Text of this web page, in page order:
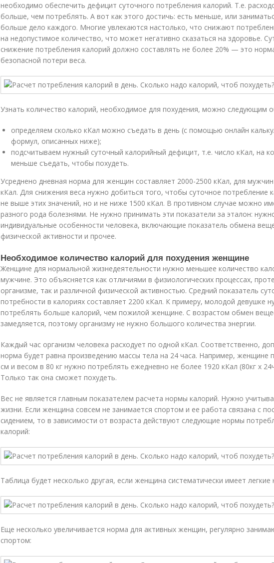
необходимо обеспечить дефицит суточного потребления калорий. Т.е.
больше, чем потреблять. А вот как этого достичь: есть меньше, или
больше дело каждого. Многие увлекаются настолько, что снижают
на недопустимое количество, что может негативно сказаться на здоровье.
снижение потребления калорий должно составлять не более 20% — это
безопасной потери веса.
Узнать количество калорий, необходимое для похудения, можно следующим
определяем сколько кКал можно съедать в день (с помощью онлайн
формул, описанных ниже);
подсчитываем нужный суточный калорийный дефицит, т.е. число кКал, на
меньше съедать, чтобы похудеть.
Усреднено дневная норма для женщин составляет 2000-2500 кКал, для
кКал. Для снижения веса нужно добиться того, чтобы суточное потребление
не выше этих значений, но и не ниже 1500 кКал. В противном случае можно
разного рода болезнями. Не нужно принимать эти показатели за эталон:
индивидуальные особенности человека, включающие показатель обмена
физической активности и прочее.
Необходимое количество калорий для похудения женщине
Женщине для нормальной жизнедеятельности нужно меньшее количество
мужчине. Это объясняется как отличиями в физиологических процессах,
организме, так и различной физической активностью. Средний показатель
потребности в калориях составляет 2200 кКал. К примеру, молодой девушке
потреблять больше калорий, чем пожилой женщине. С возрастом обмен
замедляется, поэтому организму не нужно большого количества энергии.
Каждый час организм человека расходует по одной кКал. Соответственно,
норма будет равна произведению массы тела на 24 часа. Например, женщине
см и весом в 80 кг нужно потреблять ежедневно не более 1920 кКал (80кг х
Только так она сможет похудеть.
Вес не является главным показателем расчета нормы калорий. Нужно
жизни. Если женщина совсем не занимается спортом и ее работа связана с
сидением, то в зависимости от возраста действуют следующие нормы
калорий:
Таблица будет несколько другая, если женщина систематически имеет легкие
Еще несколько увеличивается норма для активных женщин, регулярно
спортом: